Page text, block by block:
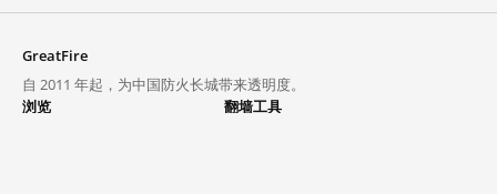
GreatFire
自 2011 年起，为中国防火长城带来透明度。
浏览
翻墙工具